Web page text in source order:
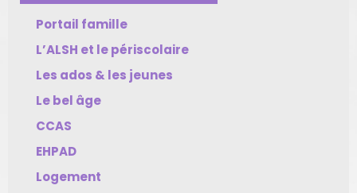
Portail famille
L’ALSH et le périscolaire
Les ados & les jeunes
Le bel âge
CCAS
EHPAD
Logement